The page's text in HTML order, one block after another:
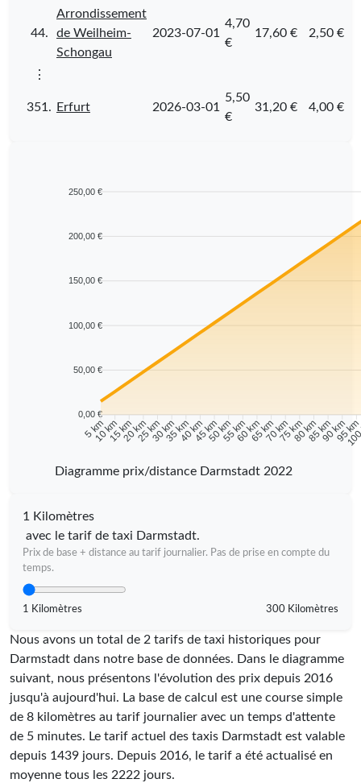
44.
Arrondissement
de Weilheim-
Schongau
2023-07-01
4,70
€
17,60 € 2,50 €
⋮
351. Erfurt 2026-03-01
5,50
€
31,20 € 4,00 €
250,00 €
200,00 €
150,00 €
100,00 €
50,00 €
0,00 €
5 km
10 km15 km20 km25 km30 km35 km40 km45 km50 km55 km60 km65 km70 km75 km80 km85 km90 km95 km
Diagramme prix/distance Darmstadt 2022
1 Kilomètres
avec le tarif de taxi Darmstadt.
Prix de base + distance au tarif journalier. Pas de prise en compte du
temps.
1 Kilomètres 300 Kilomètres
Nous avons un total de 2 tarifs de taxi historiques pour
Darmstadt dans notre base de données. Dans le diagramme
suivant, nous présentons l'évolution des prix depuis 2016
jusqu'à aujourd'hui. La base de calcul est une course simple
de 8 kilomètres au tarif journalier avec un temps d'attente
de 5 minutes. Le tarif actuel des taxis Darmstadt est valable
depuis 1439 jours. Depuis 2016, le tarif a été actualisé en
moyenne tous les 2222 jours.